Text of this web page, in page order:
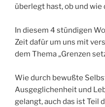
überlegt hast, ob und wie
In diesem 4 stündigen
Zeit dafür um uns mit
dem Thema „Grenzen
Wie durch bewußte
Ausgeglichenheit und
gelangt, auch das ist Teil